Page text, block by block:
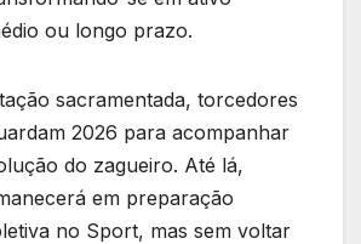
ou longo prazo.
sacramentada, torcedores
2026 para acompanhar
do zagueiro. Até lá,
em preparação
no Sport, mas sem voltar